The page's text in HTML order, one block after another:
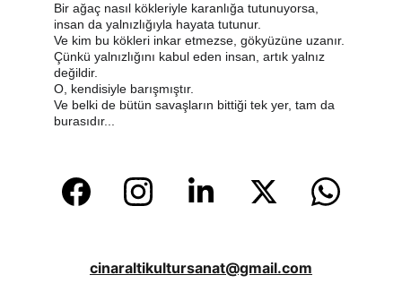
Bir ağaç nasıl kökleriyle karanlığa tutunuyorsa,
insan da yalnızlığıyla hayata tutunur.
Ve kim bu kökleri inkar etmezse, gökyüzüne uzanır.
Çünkü yalnızlığını kabul eden insan, artık yalnız
değildir.
O, kendisiyle barışmıştır.
Ve belki de bütün savaşların bittiği tek yer, tam da
burasıdır...
cinaraltikultursanat@gmail.com